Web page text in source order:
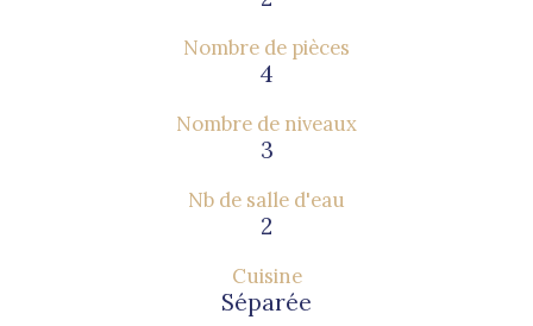
Nombre de pièces
4
Nombre de niveaux
3
Nb de salle d'eau
2
Cuisine
Séparée